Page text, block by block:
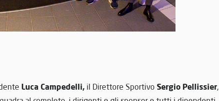
Luca Campedelli, il Direttore Sportivo Sergio Pellissier,